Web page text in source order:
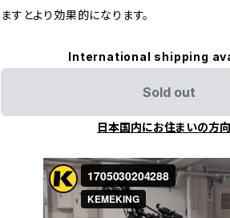
ますとより効果的になります。
International shipping
Sold out
日本国内にお住まいの方